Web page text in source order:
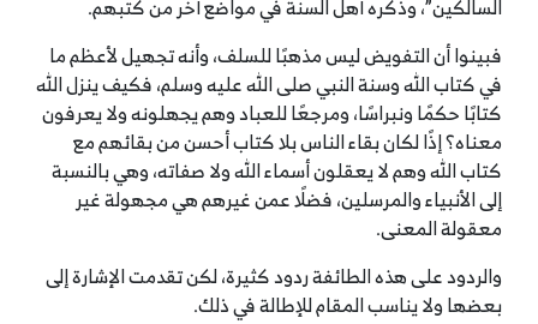
السالكين”، وذكره أهل السنة في مواضع أخر من كتبهم.
فبينوا أن التفويض ليس مذهبًا للسلف، وأنه تجهيل لأعظم ما
في كتاب الله وسنة النبي صلى الله عليه وسلم، فكيف ينزل الله
كتابًا حكمًا ونبراسًا، ومرجعًا للعباد وهم يجهلونه ولا يعرفون
معناه؟ إذًا لكان بقاء الناس بلا كتاب أحسن من بقائهم مع
كتاب الله وهم لا يعقلون أسماء الله ولا صفاته، وهي بالنسبة
إلى الأنبياء والمرسلين، فضلًا عمن غيرهم هي مجهولة غير
معقولة المعنى.
والردود على هذه الطائفة ردود كثيرة، لكن تقدمت الإشارة إلى
بعضها ولا يناسب المقام للإطالة في ذلك.